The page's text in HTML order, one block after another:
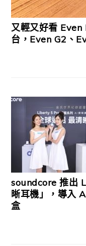
又輕又好看
台，Even G2、
soundcore 推出
晰耳機」，導入
盒